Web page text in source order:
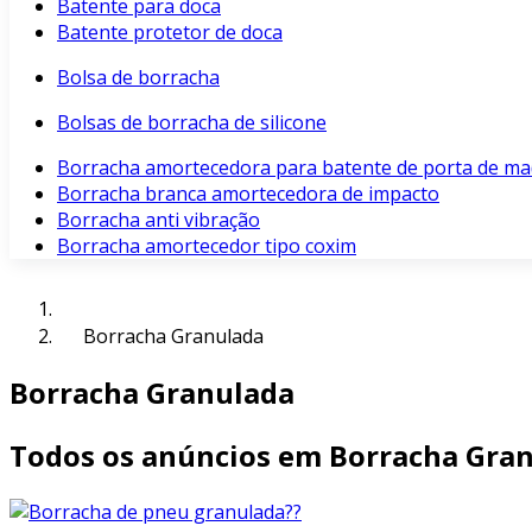
Batente para doca
Batente protetor de doca
Bolsa de borracha
Bolsas de borracha de silicone
Borracha amortecedora para batente de porta de
Borracha branca amortecedora de impacto
Borracha anti vibração
Borracha amortecedor tipo coxim
Borracha Granulada
Borracha Granulada
Todos os anúncios em Borracha